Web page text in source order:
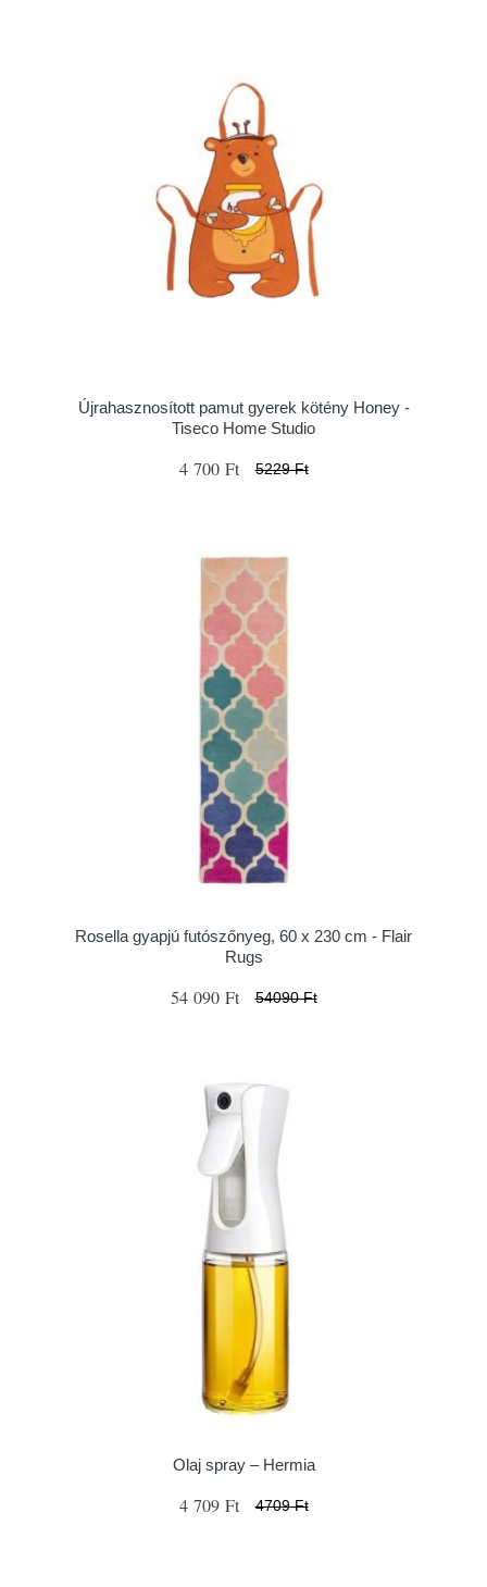
Újrahasznosított pamut gyerek kötény Honey -
Tiseco Home Studio
4 700 Ft 5229 Ft
Rosella gyapjú futószőnyeg, 60 x 230 cm - Flair
Rugs
54 090 Ft 54090 Ft
Olaj spray – Hermia
4 709 Ft 4709 Ft